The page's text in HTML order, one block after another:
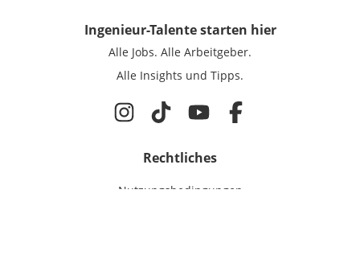
Ingenieur-Talentestarten hier
Alle Jobs. Alle Arbeitgeber.
Alle Insights und Tipps.
Rechtliches
Nutzungsbedingungen